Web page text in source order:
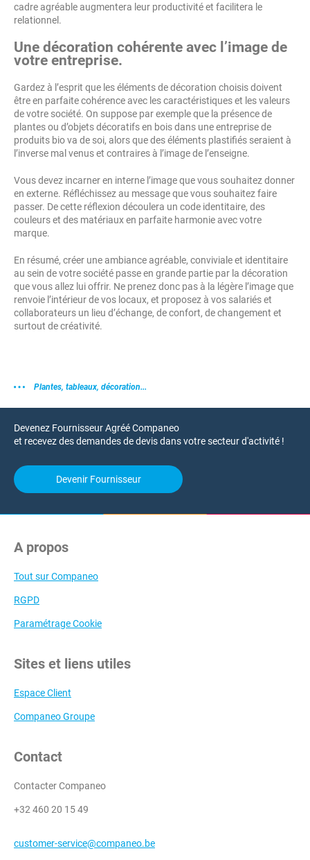
cadre agréable augmentera leur productivité et facilitera le
relationnel.
Une décoration cohérente avec l’image de
votre entreprise.
Gardez à l’esprit que les éléments de décoration choisis doivent
être en parfaite cohérence avec les caractéristiques et les valeurs
de votre société. On suppose par exemple que la présence de
plantes ou d’objets décoratifs en bois dans une entreprise de
produits bio va de soi, alors que des éléments plastifiés seraient à
l’inverse mal venus et contraires à l’image de l’enseigne.
Vous devez incarner en interne l’image que vous souhaitez donner
en externe. Réfléchissez au message que vous souhaitez faire
passer. De cette réflexion découlera un code identitaire, des
couleurs et des matériaux en parfaite harmonie avec votre
marque.
En résumé, créer une ambiance agréable, conviviale et identitaire
au sein de votre société passe en grande partie par la décoration
que vous allez lui offrir. Ne prenez donc pas à la légère l’image que
renvoie l’intérieur de vos locaux, et proposez à vos salariés et
collaborateurs un lieu d’échange, de confort, de changement et
surtout de créativité.
Plantes, tableaux, décoration...
Devenez Fournisseur Agréé Companeo
et recevez des demandes de devis dans votre secteur d'activité !
Devenir Fournisseur
A propos
Tout sur Companeo
RGPD
Paramétrage Cookie
Sites et liens utiles
Espace Client
Companeo Groupe
Contact
Contacter Companeo
+32 460 20 15 49
customer-service@companeo.be